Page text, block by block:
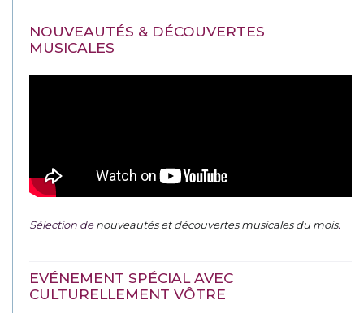
NOUVEAUTÉS & DÉCOUVERTES
MUSICALES
Sélection denouveautés et découvertes musicales du mois.
EVÉNEMENT SPÉCIAL AVEC
CULTURELLEMENT VÔTRE